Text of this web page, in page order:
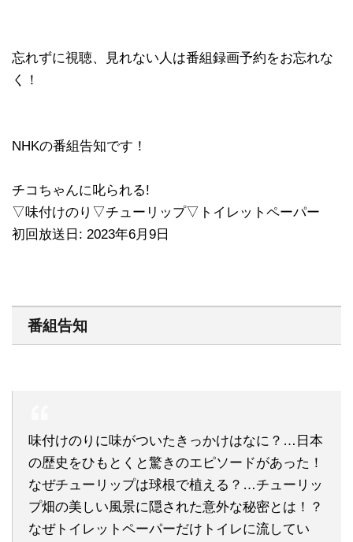
忘れずに視聴、見れない人は番組録画予約をお忘れな
く！
NHKの番組告知です！
チコちゃんに叱られる!
▽味付けのり▽チューリップ▽トイレットペーパー
初回放送日: 2023年6月9日
番組告知
味付けのりに味がついたきっかけはなに？…日本
の歴史をひもとくと驚きのエピソードがあった！
なぜチューリップは球根で植える？…チューリッ
プ畑の美しい風景に隠された意外な秘密とは！？
なぜトイレットペーパーだけトイレに流してい